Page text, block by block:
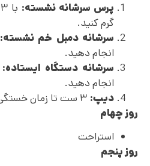
پرس سرشانه نشسته:
گرم کنید.
سرشانه دمبل خم نشسته:
انجام دهید.
سرشانه دستگاه ایستاده:
انجام دهید.
دیپ:
روز چهام
استراحت
روز پنجم